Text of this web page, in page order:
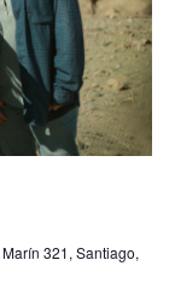
Marín 321, Santiago,